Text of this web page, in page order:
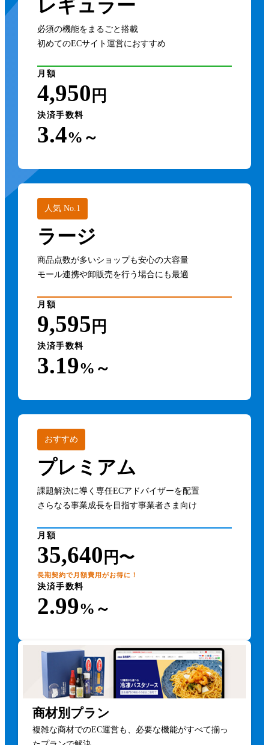
レギュラー
必須の機能をまるごと搭載
初めてのECサイト運営におすすめ
月額
4,950 円
決済手数料
3.4%～
人気 No.1
ラージ
商品点数が多いショップも安心の大容量
モール連携や卸販売を行う場合にも最適
月額
9,595 円
決済手数料
3.19%～
おすすめ
プレミアム
課題解決に導く専任ECアドバイザーを配置
さらなる事業成長を目指す事業者さま向け
月額
35,640 円〜
長期契約で月額費用がお得に！
決済手数料
2.99%～
商材別プラン
複雑な商材でのEC運営も、必要な機能がすべて揃っ